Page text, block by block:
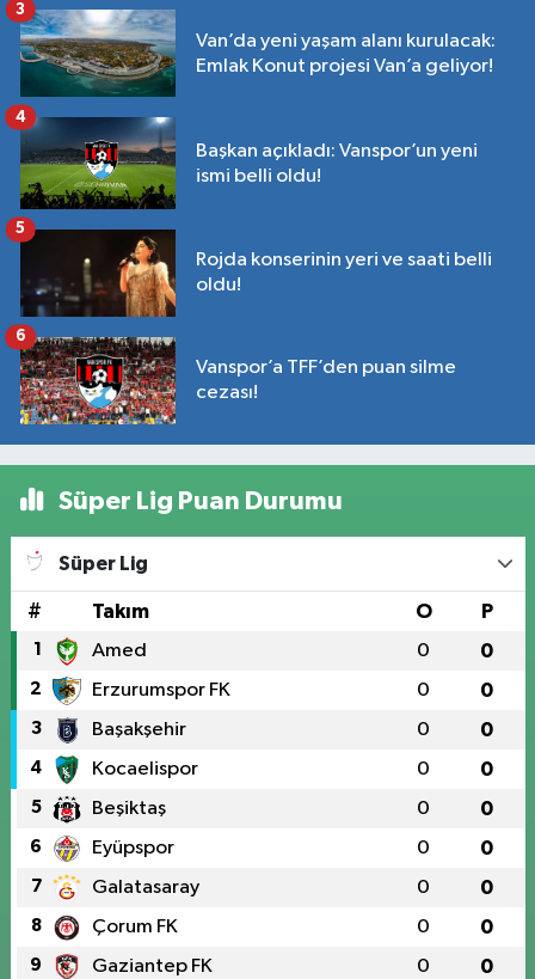
Van’da yeni yaşam alanı kurulacak:
Emlak Konut projesi Van’a geliyor!
3
Başkan açıkladı: Vanspor’un yeni
ismi belli oldu!
4
Rojda konserinin yeri ve saati belli
oldu!
5
Vanspor’a TFF’den puan silme
cezası!
6
Süper Lig Puan Durumu
Süper Lig
# Takım O P
1 Amed 0 0
2 Erzurumspor FK 0 0
3 Başakşehir 0 0
4 Kocaelispor 0 0
5 Beşiktaş 0 0
6 Eyüpspor 0 0
7 Galatasaray 0 0
8 Çorum FK 0 0
9 Gaziantep FK 0 0